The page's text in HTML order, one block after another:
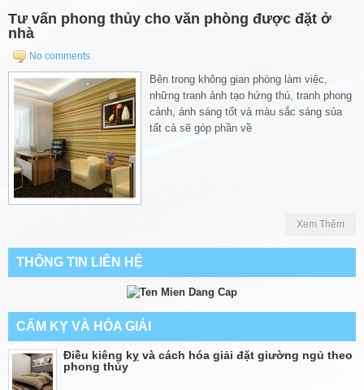
Tư vấn phong thủy cho văn phòng được đặt ở
nhà
No comments
Bên trong không gian phòng làm việc,
những tranh ảnh tạo hứng thú, tranh phong
cảnh, ánh sáng tốt và màu sắc sáng sủa
tất cả sẽ góp phần về
Xem Thêm
THÔNG TIN LIÊN HỆ
CẤM KỴ VÀ HÓA GIẢI
Điều kiêng kỵ và cách hóa giải đặt giường ngủ theo
phong thủy